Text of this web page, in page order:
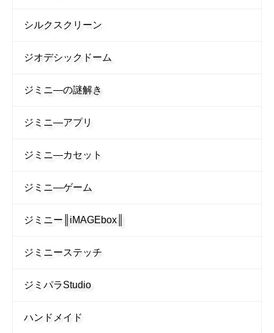
シルクスクリーン
ジオデシックドーム
ジミニ―の謎解き
ジミニ―アプリ
ジミニ―カセット
ジミニ―ゲーム
ジミニー║iMAGEbox║
ジミニーステッチ
ジミパラStudio
ハンドメイド